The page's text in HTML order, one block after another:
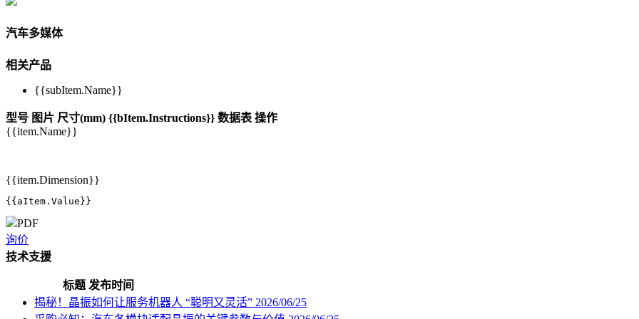
汽车多媒体
相关产品
{{subItem.Name}}
型号 图片 尺寸(mm) {{bItem.Instructions}} 数据表 操作
{{item.Name}}
{{item.Dimension}}
{{aItem.Value}}
PDF
询价
技术支援
标题 发布时间
揭秘！晶振如何让服务机器人 “聪明又灵活” 2026/06/25